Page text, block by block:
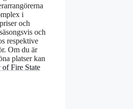
i
och
och
respektive
Om du är
platser kan
of Fire State